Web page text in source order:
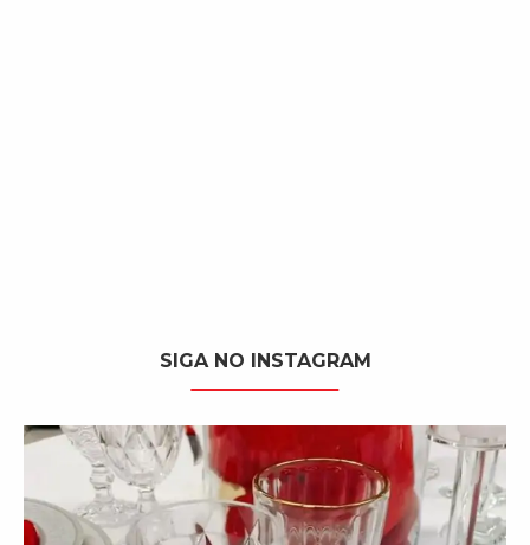
SIGA NO INSTAGRAM